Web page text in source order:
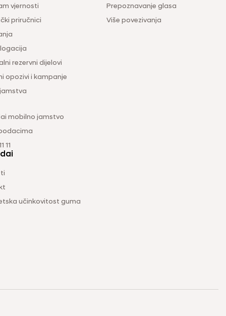
vjernosti
priručnici
rezervni dijelovi
opozivi i kampanje
mobilno jamstvo
11
Prepoznavanje glasa
Više povezivanja
učinkovitost guma